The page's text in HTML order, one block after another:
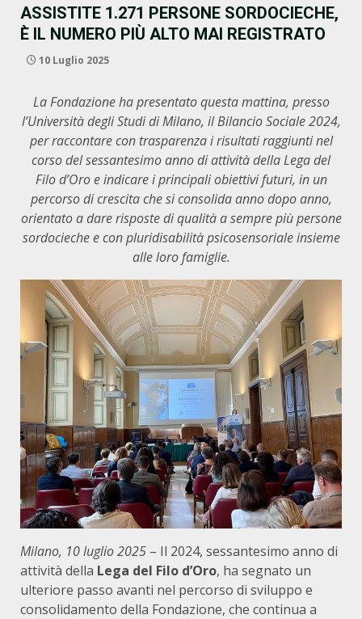
ASSISTITE 1.271 PERSONE SORDOCIECHE,
È IL NUMERO PIÙ ALTO MAI REGISTRATO
10 Luglio 2025
La Fondazione ha presentato questa mattina, presso
l’Università degli Studi di Milano, il Bilancio Sociale 2024,
per raccontare con trasparenza i risultati raggiunti nel
corso del sessantesimo anno di attività della Lega del
Filo d’Oro e indicare i principali obiettivi futuri, in un
percorso di crescita che si consolida anno dopo anno,
orientato a dare risposte di qualità a sempre più persone
sordocieche e con pluridisabilità psicosensoriale insieme
alle loro famiglie.
Milano, 10 luglio 2025 – Il 2024, sessantesimo anno di
attività della Lega del Filo d’Oro, ha segnato un
ulteriore passo avanti nel percorso di sviluppo e
consolidamento della Fondazione, che continua a